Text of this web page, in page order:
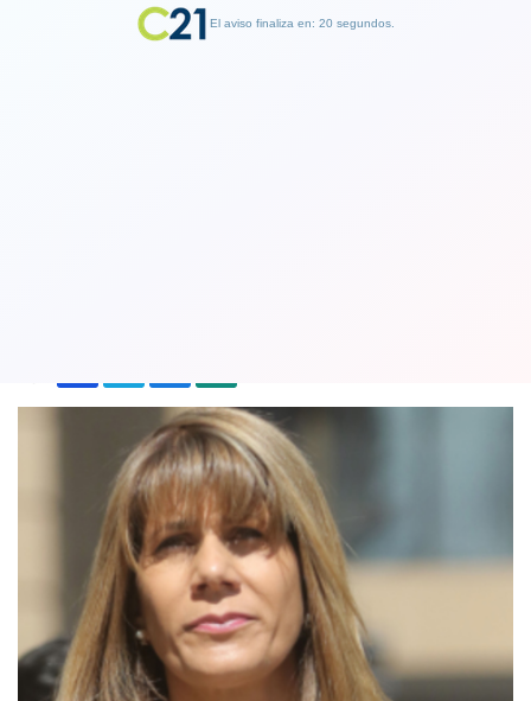
El aviso finaliza en: 19 segundos.